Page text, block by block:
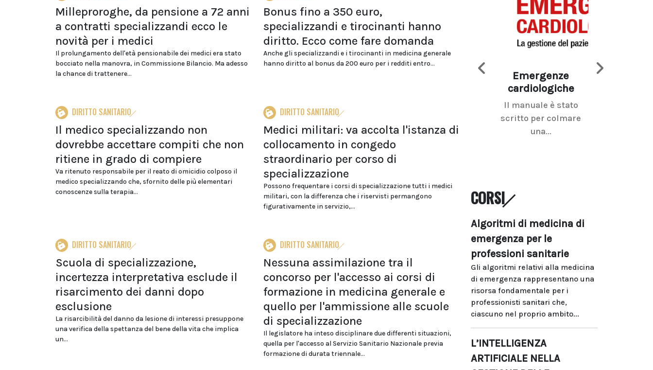
Milleproroghe, da pensione a 72 anni
a contratti specializzandi ecco le
novità per i medici
Il prolungamento dell'età pensionabile dei medici era stato
bocciato nella manovra, in Commissione Bilancio. Ma adesso
la chance di trattenere...
Bonus fino a 350 euro,
specializzandi e tirocinanti hanno
diritto. Ecco come fare domanda
Anche gli specializzandi e i tirocinanti in medicina generale
hanno diritto al bonus da 200 euro per i redditi entro...
DIRITTO SANITARIO
Il medico specializzando non
dovrebbe accettare compiti che non
ritiene in grado di compiere
Va ritenuto responsabile per il reato di omicidio colposo il
medico specializzando che, sfornito delle più elementari
conoscenze sulla terapia...
DIRITTO SANITARIO
Medici militari: va accolta l'istanza di
collocamento in congedo
straordinario per corso di
specializzazione
Possono frequentare i corsi di specializzazione tutti i medici
militari, con la differenza che i riservisti permangono
figurativamente in servizio,...
DIRITTO SANITARIO
Scuola di specializzazione,
incertezza interpretativa esclude il
risarcimento dei danni dopo
esclusione
La risarcibilità del danno da lesione di interessi presuppone
una verifica della spettanza del bene della vita che implica
un...
DIRITTO SANITARIO
Nessuna assimilazione tra il
concorso per l'accesso ai corsi di
formazione in medicina generale e
quello per l'ammissione alle scuole
di specializzazione
Il legislatore ha inteso disciplinare due differenti situazioni,
quella per l'accesso al Servizio Sanitario Nazionale previa
formazione di durata triennale...
Emergenze
cardiologiche
Il manuale è stato
scritto per colmare
una...
CORSI
Algoritmi di medicina di
emergenza per le
professioni sanitarie
Gli algoritmi relativi alla medicina
di emergenza rappresentano una
risorsa fondamentale per i
professionisti sanitari che,
ciascuno nel proprio ambito...
L’INTELLIGENZA
ARTIFICIALE NELLA